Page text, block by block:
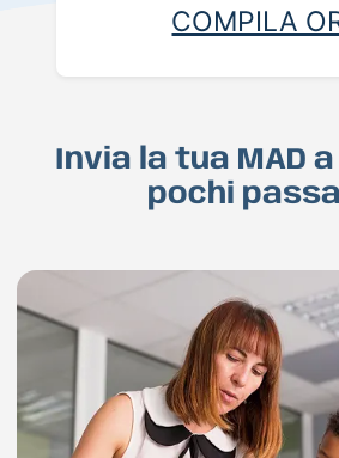
COMPILA
Invia la tua MAD
pochi